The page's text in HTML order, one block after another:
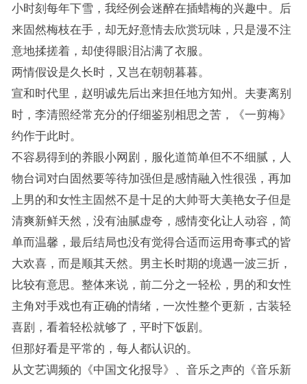
小时刻每年下雪，我经例会迷醉在插蜡梅的兴趣中。后
来固然梅枝在手，却无好意情去欣赏玩味，只是漫不注
意地揉搓着，却使得眼泪沾满了衣服。
两情假设是久长时，又岂在朝朝暮暮。
宣和时代里，赵明诚先后出来担任地方知州。夫妻离别
时，李清照经常充分的仔细鉴别相思之苦，《一剪梅》
约作于此时。
不容易得到的养眼小网剧，服化道简单但不不细腻，人
物台词对白固然要等待加强但是感情融入性很强，再加
上男的和女性主固然不是十足的大帅哥大美艳女子但是
清爽新鲜天然，没有油腻虚夸，感情变化让人动容，简
单而温馨，最后结局也没有觉得合适而运用奇事式的皆
大欢喜，而是顺其天然。男主长时期的境遇一波三折，
比较有意思。整体来说，前二分之一轻松，男的和女性
主角对手戏也有正确的情绪，一次性整个更新，古装轻
喜剧，看着轻松就够了，平时下饭剧。
但那好看是平常的，每人都认识的。
从文艺调频的《中国文化报导》、音乐之声的《音乐新